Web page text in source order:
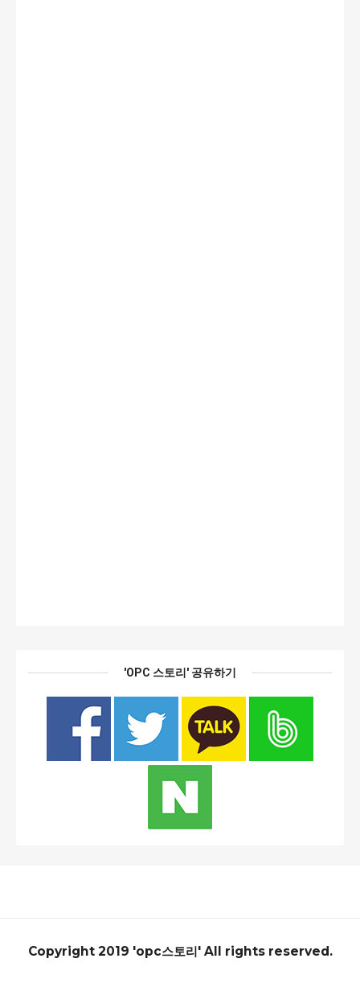
'OPC 스토리' 공유하기
Copyright 2019 'opc스토리' All rights reserved.